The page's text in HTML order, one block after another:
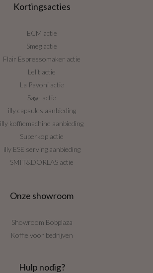
Kortingsacties
ECM actie
Smeg actie
Flair Espressomaker actie
Lelit actie
La Pavoni actie
Sage actie
illy capsules aanbieding
illy koffiemachine aanbieding
Superkop actie
illy ESE serving aanbieding
SMIT&DORLAS actie
Onze showroom
Showroom Bobplaza
Koffie voor bedrijven
Hulp nodig?